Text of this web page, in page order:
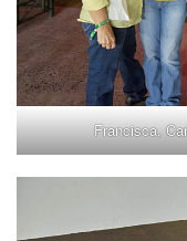
Francisca,